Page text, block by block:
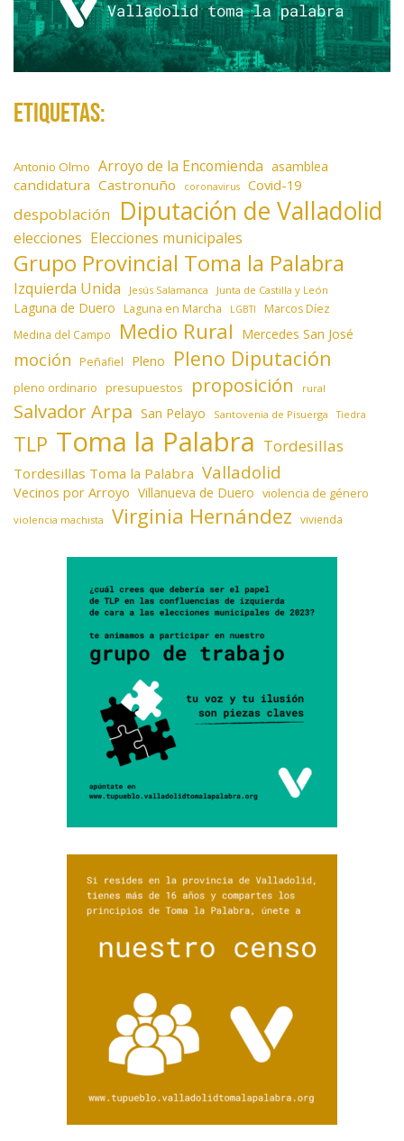
s
Etiquetas:
Antonio Olmo Arroyo de la Encomienda asamblea
candidatura Castronuño coronavirus Covid-19
despoblación Diputación de Valladolid
elecciones Elecciones municipales
Grupo Provincial Toma la Palabra
Izquierda Unida Jesús Salamanca Junta de Castilla y León
Laguna de Duero Laguna en Marcha LGBTI Marcos Díez
Medina del Campo Medio Rural Mercedes San José
moción Peñafiel Pleno Pleno Diputación
pleno ordinario presupuestos proposición rural
Salvador Arpa San Pelayo Santovenia de Pisuerga Tiedra
TLP Toma la Palabra Tordesillas
Tordesillas Toma la Palabra Valladolid
Vecinos por Arroyo Villanueva de Duero violencia de género
violencia machista Virginia Hernández vivienda